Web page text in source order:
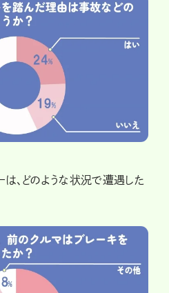
は、どのような状況で遭遇した